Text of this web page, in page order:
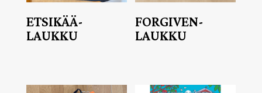
ETSIKÄÄ-
LAUKKU
FORGIVEN-
LAUKKU